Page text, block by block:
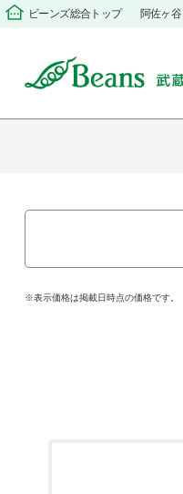
ビーンズ総合トップ 阿佐ヶ谷
※表示価格は掲載日時点の価格です。